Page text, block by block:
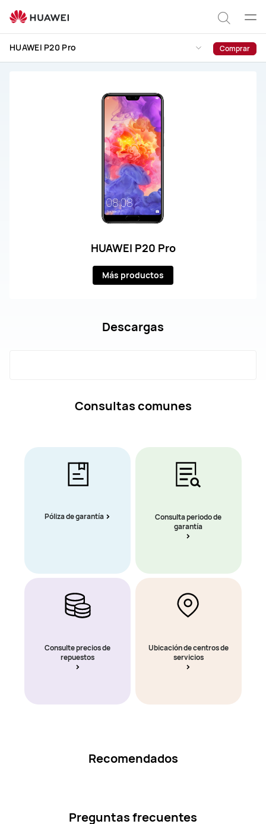
Servicio
reparación
del
HUAWEI
Abrir
HUAWEI P20 Pro Comprar
HUAWEI P20 Pro
Más productos
Descargas
Consultas comunes
Póliza de garantía
Consulta periodo de
garantía
Consulte precios de
repuestos
Ubicación de centros de
servicios
Recomendados
Preguntas frecuentes